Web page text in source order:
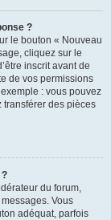
?
le bouton « Nouveau
cliquez sur le
inscrit avant de
de vos permissions
: vous pouvez
transférer des pièces
du forum,
Vous
adéquat, parfois